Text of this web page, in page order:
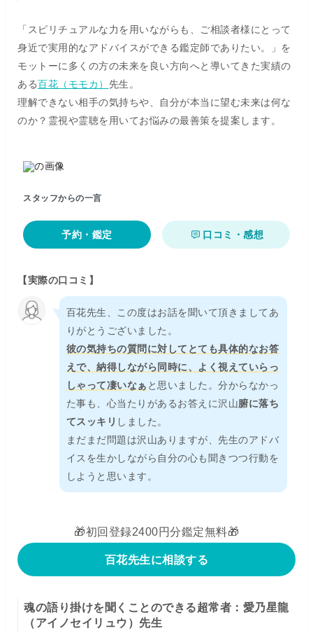
「スピリチュアルな力を用いながらも、ご相談者様にとって
身近で実用的なアドバイスができる鑑定師でありたい。」を
モットーに多くの方の未来を良い方向へと導いてきた実績の
ある百花（モモカ） 先生。
理解できない相手の気持ちや、自分が本当に望む未来は何な
のか？霊視や霊聴を用いてお悩みの最善策を提案します。
スタッフからの一言
予約・鑑定 口コミ・感想
【実際の口コミ】
百花先生、この度はお話を聞いて頂きましてあ
りがとうございました。
彼の気持ちの質問に対してとても具体的なお答
えで、納得しながら同時に、よく視えていらっ
しゃって凄いなぁ と思いました。分からなかっ
た事も、心当たりがあるお答えに沢山腑に落ち
てスッキリ しました。
まだまだ問題は沢山ありますが、先生のアドバ
イスを生かしながら自分の心も聞きつつ行動を
しようと思います。
🎁初回登録2400円分鑑定無料🎁
百花先生に相談する
魂の語り掛けを聞くことのできる超常者：愛乃星龍
（アイノセイリュウ）先生